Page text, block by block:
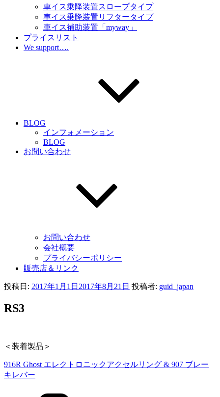
車イス乗降装置スロープタイプ
車イス乗降装置リフタータイプ
車イス補助装置「myway」
プライスリスト
We support….
BLOG
インフォメーション
BLOG
お問い合わせ
お問い合わせ
会社概要
プライバシーポリシー
販売店＆リンク
投稿日: 2017年1月1日 2017年8月21日 投稿者: guid_japan
RS3
＜装着製品＞
916R Ghost エレクトロニックアクセルリング & 907 ブレー
キレバー